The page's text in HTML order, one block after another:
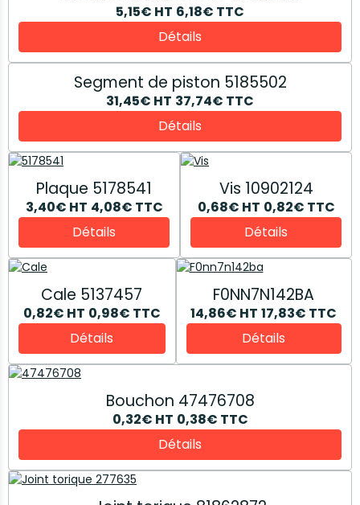
5,15€ HT 6,18€ TTC
Détails
Segment de piston 5185502
31,45€ HT 37,74€ TTC
Détails
Plaque 5178541
3,40€ HT 4,08€ TTC
Détails
Vis 10902124
0,68€ HT 0,82€ TTC
Détails
Cale 5137457
0,82€ HT 0,98€ TTC
Détails
F0NN7N142BA
14,86€ HT 17,83€ TTC
Détails
Bouchon 47476708
0,32€ HT 0,38€ TTC
Détails